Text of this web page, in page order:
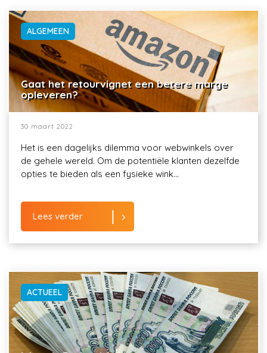
ALGEMEEN
Gaat het retourvignet een betere marge
opleveren?
30 maart 2022
Het is een dagelijks dilemma voor webwinkels over
de gehele wereld. Om de potentiële klanten dezelfde
opties te bieden als een fysieke wink...
Lees verder
ACTUEEL